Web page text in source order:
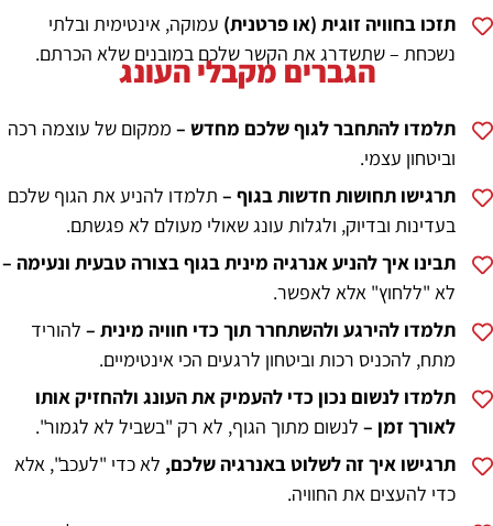
תזכו בחוויה זוגית (או פרטנית) עמוקה, אינטימית ובלתי
נשכחת – שתשדרג את הקשר שלכם במובנים שלא הכרתם.
הגברים מקבלי העונג
תלמדו להתחבר לגוף שלכם מחדש –ממקום של עוצמה רכה
וביטחון עצמי.
תרגישו תחושות חדשות בגוף –תלמדו להניע את הגוף שלכם
בעדינות ובדיוק, ולגלות עונג שאולי מעולם לא פגשתם.
תבינו איך להניע אנרגיה מינית בגוף בצורה טבעית ונעימה –
לא "ללחוץ" אלא לאפשר.
תלמדו להירגע ולהשתחרר תוך כדי חוויה מינית –להוריד
מתח, להכניס רכות וביטחון לרגעים הכי אינטימיים.
תלמדו לנשום נכון כדי להעמיק את העונג ולהחזיק אותו
לאורך זמן –לנשום מתוך הגוף, לא רק "בשביל לא לגמור".
תרגישו איך זה לשלוט באנרגיה שלכם, לא כדי "לעכב", אלא
כדי להעצים את החוויה.